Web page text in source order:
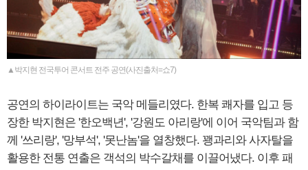
▲박지현 전국투어 콘서트 전주 공연(사진출처=쇼7)
공연의 하이라이트는 국악 메들리였다. 한복 쾌자를 입고 등
장한 박지현은 '한오백년', '강원도 아리랑'에 이어 국악팀과 함
께 '쓰리랑', '망부석', '못난놈'을 열창했다. 꽹과리와 사자탈을
활용한 전통 연출은 객석의 박수갈채를 이끌어냈다. 이후 패